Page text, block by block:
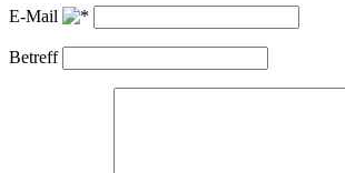
E-Mail
Betreff